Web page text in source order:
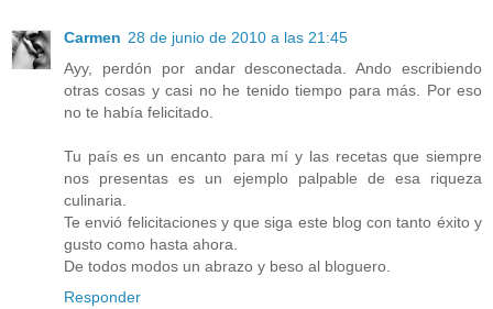
Carmen 28 de junio de 2010 a las 21:45
Ayy, perdón por andar desconectada. Ando escribiendo
otras cosas y casi no he tenido tiempo para más. Por eso
no te había felicitado.
Tu país es un encanto para mí y las recetas que siempre
nos presentas es un ejemplo palpable de esa riqueza
culinaria.
Te envió felicitaciones y que siga este blog con tanto éxito y
gusto como hasta ahora.
De todos modos un abrazo y beso al bloguero.
Responder